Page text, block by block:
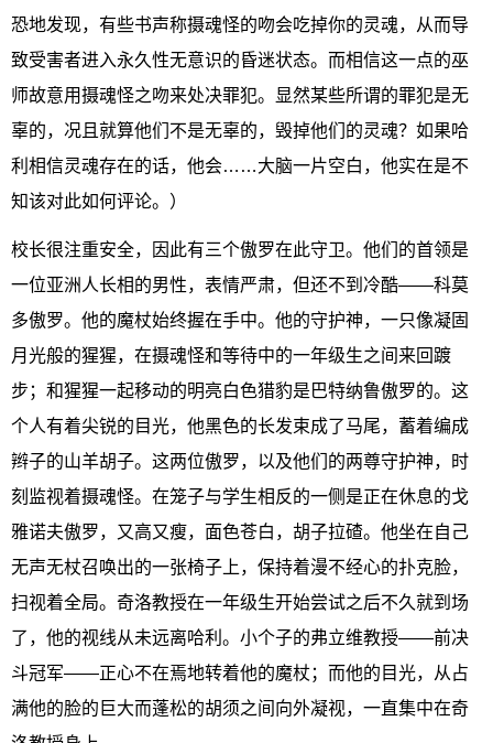
恐地发现，有些书声称摄魂怪的吻会吃掉你的灵魂，从而导
致受害者进入永久性无意识的昏迷状态。而相信这一点的巫
师故意用摄魂怪之吻来处决罪犯。显然某些所谓的罪犯是无
辜的，况且就算他们不是无辜的，毁掉他们的灵魂？如果哈
利相信灵魂存在的话，他会……大脑一片空白，他实在是不
知该对此如何评论。）
校长很注重安全，因此有三个傲罗在此守卫。他们的首领是
一位亚洲人长相的男性，表情严肃，但还不到冷酷——科莫
多傲罗。他的魔杖始终握在手中。他的守护神，一只像凝固
月光般的猩猩，在摄魂怪和等待中的一年级生之间来回踱
步；和猩猩一起移动的明亮白色猎豹是巴特纳鲁傲罗的。这
个人有着尖锐的目光，他黑色的长发束成了马尾，蓄着编成
辫子的山羊胡子。这两位傲罗，以及他们的两尊守护神，时
刻监视着摄魂怪。在笼子与学生相反的一侧是正在休息的戈
雅诺夫傲罗，又高又瘦，面色苍白，胡子拉碴。他坐在自己
无声无杖召唤出的一张椅子上，保持着漫不经心的扑克脸，
扫视着全局。奇洛教授在一年级生开始尝试之后不久就到场
了，他的视线从未远离哈利。小个子的弗立维教授——前决
斗冠军——正心不在焉地转着他的魔杖；而他的目光，从占
满他的脸的巨大而蓬松的胡须之间向外凝视，一直集中在奇